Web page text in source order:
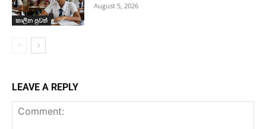
කාලීන පුවත්
August 5, 2026
LEAVE A REPLY